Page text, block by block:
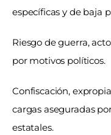
específicas y de baja
Riesgo de guerra,
por motivos políticos.
Confiscación,
cargas aseguradas
estatales.